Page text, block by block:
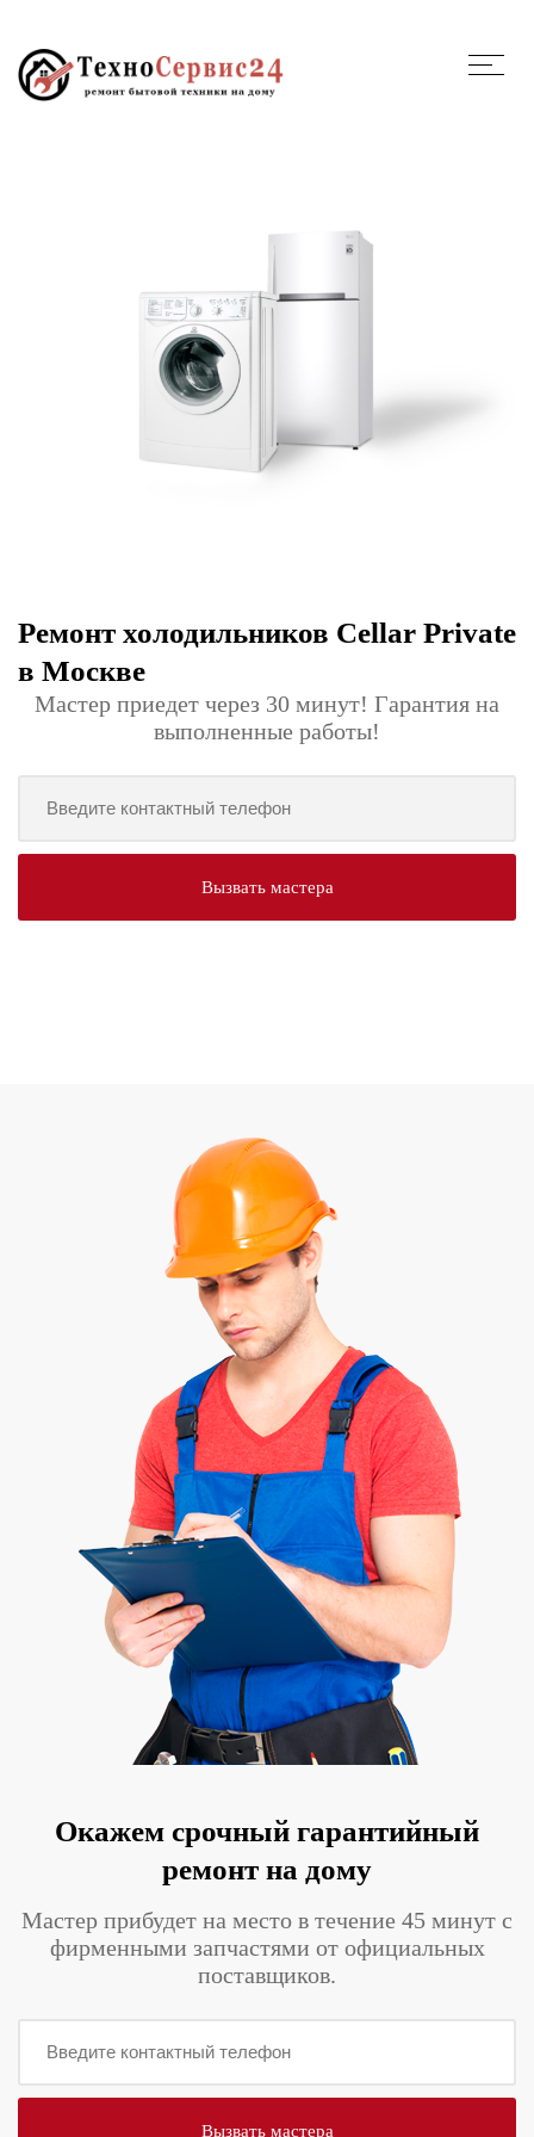
Ремонт холодильников Cellar Private
в Москве
Мастер приедет через 30 минут! Гарантия на
Окажем срочный гарантийный
ремонт на дому
Мастер прибудет на место в течение 45 минут с
фирменными запчастями от официальных
поставщиков.